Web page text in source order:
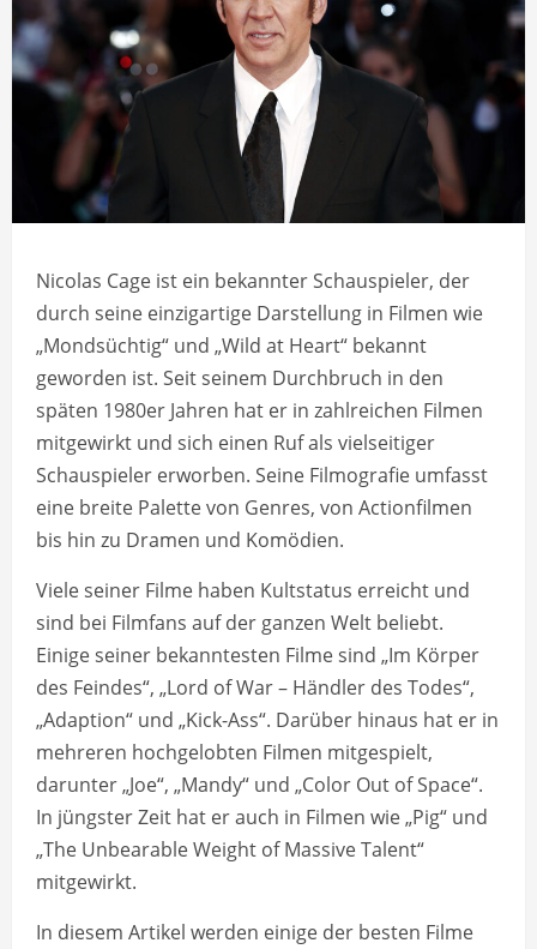
Nicolas Cage ist ein bekannter Schauspieler, der
durch seine einzigartige Darstellung in Filmen wie
„Mondsüchtig“ und „Wild at Heart“ bekannt
geworden ist. Seit seinem Durchbruch in den
späten 1980er Jahren hat er in zahlreichen Filmen
mitgewirkt und sich einen Ruf als vielseitiger
Schauspieler erworben. Seine Filmografie umfasst
eine breite Palette von Genres, von Actionfilmen
bis hin zu Dramen und Komödien.
Viele seiner Filme haben Kultstatus erreicht und
sind bei Filmfans auf der ganzen Welt beliebt.
Einige seiner bekanntesten Filme sind „Im Körper
des Feindes“, „Lord of War – Händler des Todes“,
„Adaption“ und „Kick-Ass“. Darüber hinaus hat er in
mehreren hochgelobten Filmen mitgespielt,
darunter „Joe“, „Mandy“ und „Color Out of Space“.
In jüngster Zeit hat er auch in Filmen wie „Pig“ und
„The Unbearable Weight of Massive Talent“
mitgewirkt.
In diesem Artikel werden einige der besten Filme